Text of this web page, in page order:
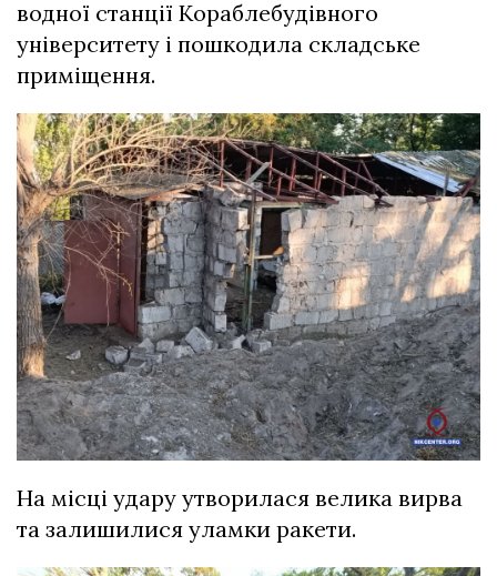
водної станції Кораблебудівного
університету і пошкодила складське
приміщення.
На місці удару утворилася велика вирва
та залишилися уламки ракети.